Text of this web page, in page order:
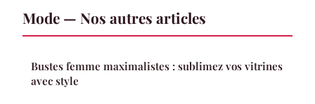
Mode — Nos autres articles
Bustes femme maximalistes : sublimez vos vitrines
avec style